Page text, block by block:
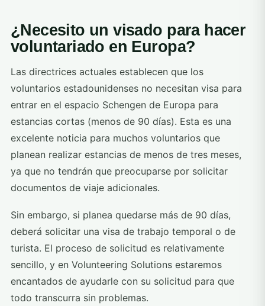
¿Necesito un visado para hacer
voluntariado en Europa?
Las directrices actuales establecen que los
voluntarios estadounidenses no necesitan visa para
entrar en el espacio Schengen de Europa para
estancias cortas (menos de 90 días). Esta es una
excelente noticia para muchos voluntarios que
planean realizar estancias de menos de tres meses,
ya que no tendrán que preocuparse por solicitar
documentos de viaje adicionales.
Sin embargo, si planea quedarse más de 90 días,
deberá solicitar una visa de trabajo temporal o de
turista. El proceso de solicitud es relativamente
sencillo, y en Volunteering Solutions estaremos
encantados de ayudarle con su solicitud para que
todo transcurra sin problemas.